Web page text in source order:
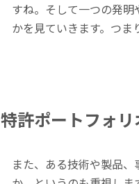
すね。そして一つの発
かを見ていきます。つま
特許ポートフォ
また、ある技術や製品